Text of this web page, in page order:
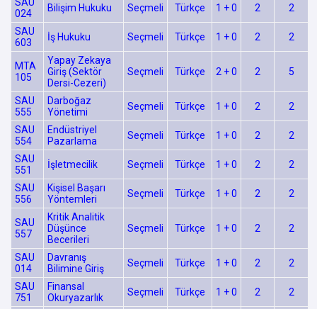
024
Bilişim Hukuku Seçmeli Türkçe 1 + 0 2 2
SAU
603
İş Hukuku Seçmeli Türkçe 1 + 0 2 2
MTA
105
Yapay Zekaya
Giriş (Sektör
Dersi-Cezeri)
Seçmeli Türkçe 2 + 0 2 5
SAU
555
Darboğaz
Yönetimi
Seçmeli Türkçe 1 + 0 2 2
SAU
554
Endüstriyel
Pazarlama
Seçmeli Türkçe 1 + 0 2 2
SAU
551
İşletmecilik Seçmeli Türkçe 1 + 0 2 2
SAU
556
Kişisel Başarı
Yöntemleri
Seçmeli Türkçe 1 + 0 2 2
SAU
557
Kritik Analitik
Düşünce
Becerileri
Seçmeli Türkçe 1 + 0 2 2
SAU
014
Davranış
Bilimine Giriş
Seçmeli Türkçe 1 + 0 2 2
SAU
751
Finansal
Okuryazarlık
Seçmeli Türkçe 1 + 0 2 2